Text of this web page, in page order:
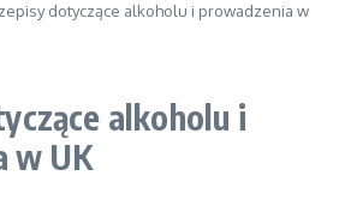
dotyczące alkoholu i prowadzenia w
alkoholu i
w UK